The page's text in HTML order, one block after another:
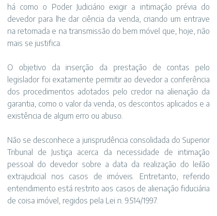
há como o Poder Judiciário exigir a intimação prévia do
devedor para lhe dar ciência da venda, criando um entrave
na retomada e na transmissão do bem móvel que, hoje, não
mais se justifica.
O objetivo da inserção da prestação de contas pelo
legislador foi exatamente permitir ao devedor a conferência
dos procedimentos adotados pelo credor na alienação da
garantia, como o valor da venda, os descontos aplicados e a
existência de algum erro ou abuso.
Não se desconhece a jurisprudência consolidada do Superior
Tribunal de Justiça acerca da necessidade de intimação
pessoal do devedor sobre a data da realização do leilão
extrajudicial nos casos de imóveis. Entretanto, referido
entendimento está restrito aos casos de alienação fiduciária
de coisa imóvel, regidos pela Lei n. 9.514/1997.